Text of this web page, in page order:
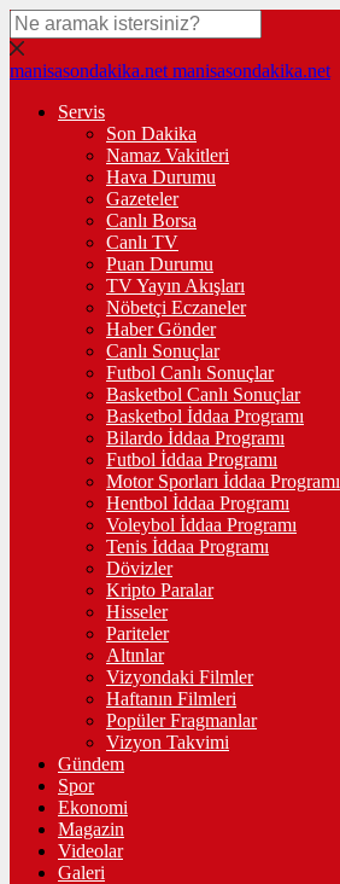
manisasondakika.net manisasondakika.net
Servis
Son Dakika
Namaz Vakitleri
Hava Durumu
Gazeteler
Canlı Borsa
Canlı TV
Puan Durumu
TV Yayın Akışları
Nöbetçi Eczaneler
Haber Gönder
Canlı Sonuçlar
Futbol Canlı Sonuçlar
Basketbol Canlı Sonuçlar
Basketbol İddaa Programı
Bilardo İddaa Programı
Futbol İddaa Programı
Motor Sporları İddaa Programı
Hentbol İddaa Programı
Voleybol İddaa Programı
Tenis İddaa Programı
Dövizler
Kripto Paralar
Hisseler
Pariteler
Altınlar
Vizyondaki Filmler
Haftanın Filmleri
Popüler Fragmanlar
Vizyon Takvimi
Gündem
Spor
Ekonomi
Magazin
Videolar
Galeri